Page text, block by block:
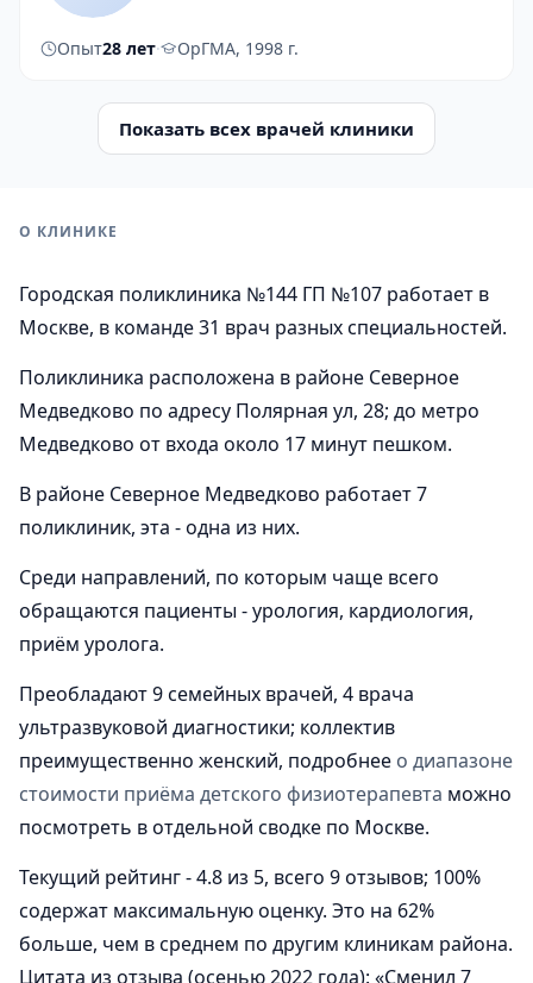
Опыт28 лет· ОрГМА, 1998 г.
Показать всех врачей клиники
О КЛИНИКЕ
Городская поликлиника №144 ГП №107 работает в
Москве, в команде 31 врач разных специальностей.
Поликлиника расположена в районе Северное
Медведково по адресу Полярная ул, 28; до метро
Медведково от входа около 17 минут пешком.
В районе Северное Медведково работает 7
поликлиник, эта - одна из них.
Среди направлений, по которым чаще всего
обращаются пациенты - урология, кардиология,
приём уролога.
Преобладают 9 семейных врачей, 4 врача
ультразвуковой диагностики; коллектив
преимущественно женский, подробнее о диапазоне
стоимости приёма детского физиотерапевта можно
посмотреть в отдельной сводке по Москве.
Текущий рейтинг - 4.8 из 5, всего 9 отзывов; 100%
содержат максимальную оценку. Это на 62%
больше, чем в среднем по другим клиникам района.
Цитата из отзыва (осенью 2022 года): «Сменил 7